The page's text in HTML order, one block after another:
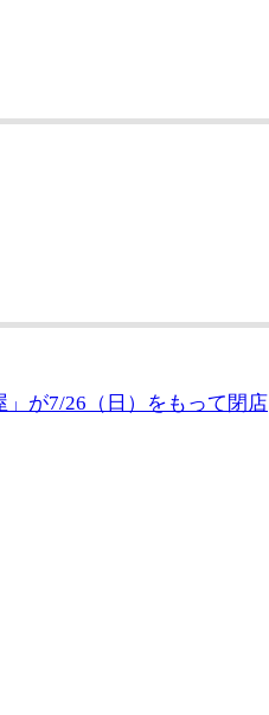
が7/26（日）をもって閉店